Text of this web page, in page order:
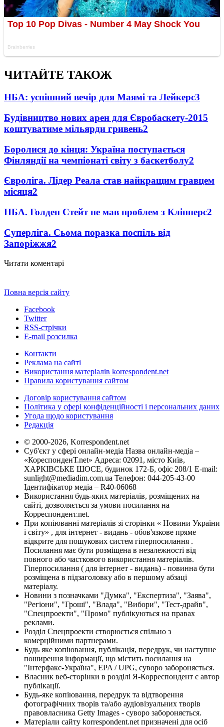
ЧИТАЙТЕ ТАКОЖ
НБА: успішний вечір для Маямі та Лейкерс3
Будівництво нових арен для Євробаскету-2015
коштуватиме мільярди гривень2
Боролися до кінця: Україна поступається
Фінляндії на чемпіонаті світу з баскетболу2
Євроліга. Лідер Реала став найкращим гравцем
місяця2
НБА. Голден Стейт не мав проблем з Кліпперс2
Суперліга. Сьома поразка поспіль від
Запоріжжя2
Читати коментарі
Повна версія сайту
Facebook
Twitter
RSS-стрічки
E-mail розсилка
Контакти
Реклама на сайті
Використання матеріалів korrespondent.net
Правила користування сайтом
Договір користування сайтом
Політика у сфері конфіденційності і персональних даних
Угода щодо користування
Редакція
© 2000-2026, Korrespondent.net
Суб'єкт у сфері онлайн-медіа Назва онлайн-медіа –
«КореспонденТ.net» Адреса: 02091, місто Київ,
ХАРКІВСЬКЕ ШОСЕ, будинок 172-Б, офіс 208/1 E-mail:
sunlight@mediadim.com.ua Телефон: 044-205-43-00
Ідентифікатор медіа – R40-06068
Використання будь-яких матеріалів, розміщених на
сайті, дозволяється за умови посилання на
Корреспондент.net.
При копіюванні матеріалів зі сторінки « Новини України
і світу» , для інтернет - видань - обов'язкове пряме
відкрите для пошукових систем гіперпосилання .
Посилання має бути розміщена в незалежності від
повного або часткового використання матеріалів.
Гіперпосилання ( для інтернет - видань) - повинна бути
розміщена в підзаголовку або в першому абзаці
матеріалу.
Новини з позначками "Думка", "Експертиза", "Заява",
"Регіони", "Гроші", "Влада", "Вибори", "Тест-драйв",
"Спецпроекти", "Промо" публікуються на правах
реклами.
Розділ Спецпроекти створюється спільно з
комерційними партнерами.
Будь яке копіювання, публікація, передрук, чи наступне
поширення інформації, що містить посилання на
"Інтерфакс-Україна", EPA / UPG, суворо забороняється.
Власник веб-сторінки в розділі Я-Корреспондент є автор
публікації.
Будь-яке копіювання, передрук та відтворення
фотографічних творів та/або аудіовізуальних творів
правовласника Getty Images - суворо забороняється.
Матеріали сайту korrespondent.net призначені для осіб